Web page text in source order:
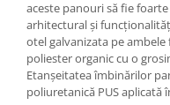
aceste panouri să fie
arhitectural și
otel galvanizata pe ambele
poliester organic cu o
Etanșeitatea îmbinărilor
poliuretanică PUS aplicată